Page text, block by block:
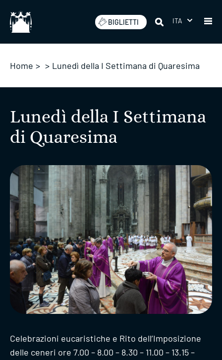
BIGLIETTI ITA
Home > > Lunedì della I Settimana di Quaresima
Lunedì della I Settimana
di Quaresima
Celebrazioni eucaristiche e Rito dell’Imposizione
delle ceneri ore 7.00 – 8.00 – 8.30 – 11.00 – 13.15 –